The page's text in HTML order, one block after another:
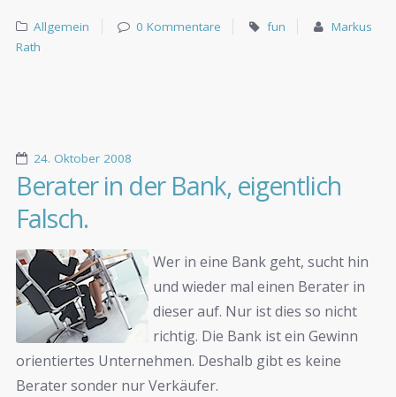
Allgemein 0 Kommentare fun
Markus
Rath
24. Oktober 2008
Berater in der Bank, eigentlich
Falsch.
Wer in eine Bank geht, sucht hin
und wieder mal einen Berater in
dieser auf. Nur ist dies so nicht
richtig. Die Bank ist ein Gewinn
orientiertes Unternehmen. Deshalb gibt es keine
Berater sonder nur Verkäufer.